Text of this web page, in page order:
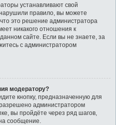
устанавливают свой
правило, вы можете
это решение администратора
никакого отношения к
сайте. Если вы не знаете, за
с администратором
модератору?
кнопку, предназначенную для
администратором
вы пройдёте через ряд шагов,
сообщение.